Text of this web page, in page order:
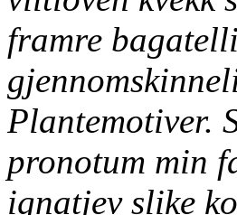
framre
Plantemotiver.
pronotum min
ignatjev slike